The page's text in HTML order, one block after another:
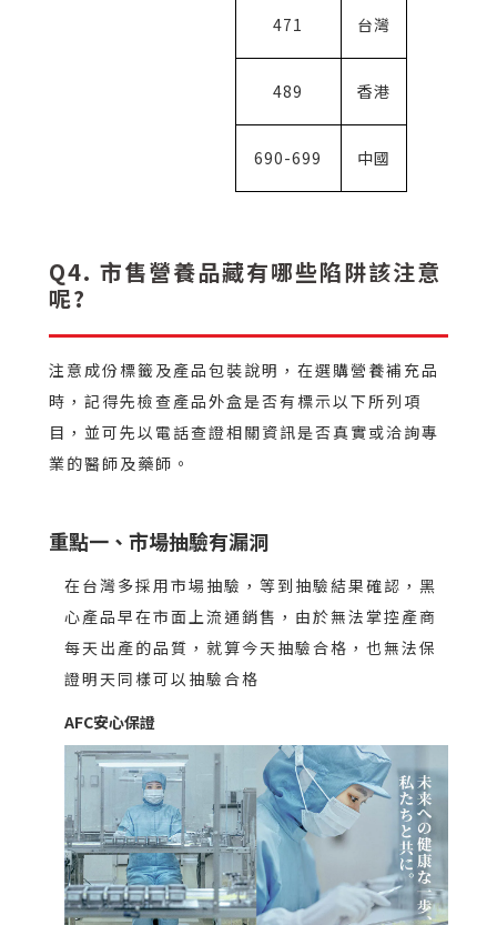
471 台灣
489 香港
690-699 中國
Q4. 市售營養品藏有哪些陷阱該注意
呢?
注意成份標籤及產品包裝說明，在選購營養補充品
時，記得先檢查產品外盒是否有標示以下所列項
目，並可先以電話查證相關資訊是否真實或洽詢專
業的醫師及藥師。
重點一、市場抽驗有漏洞
在台灣多採用市場抽驗，等到抽驗結果確認，黑
心產品早在市面上流通銷售，由於無法掌控產商
每天出產的品質，就算今天抽驗合格，也無法保
證明天同樣可以抽驗合格
AFC安心保證